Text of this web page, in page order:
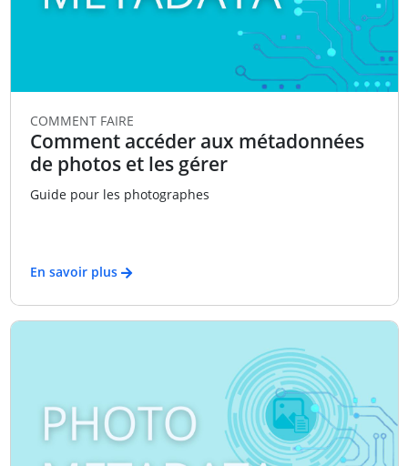
COMMENT FAIRE
Comment accéder aux métadonnées
de photos et les gérer
Guide pour les photographes
En savoir plus